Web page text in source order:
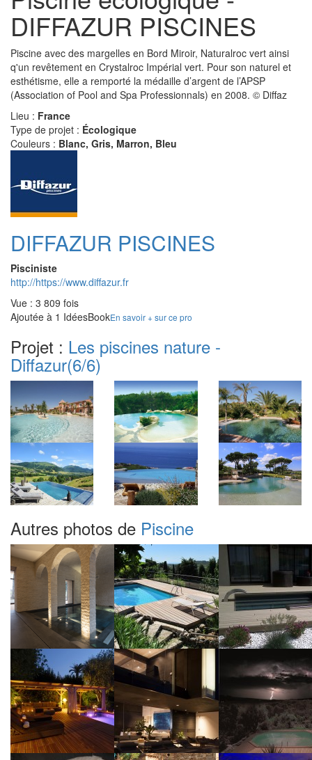
DIFFAZUR PISCINES
Piscine avec des margelles en Bord Miroir, Naturalroc vert ainsi
q'un revêtement en Crystalroc Impérial vert. Pour son naturel et
esthétisme, elle a remporté la médaille d’argent de l’APSP
(Association of Pool and Spa Professionnals) en 2008. © Diffaz
Lieu : France
Type de projet : Écologique
Couleurs : Blanc, Gris, Marron, Bleu
DIFFAZUR PISCINES
Pisciniste
http://https://www.diffazur.fr
Vue : 3 809 fois
Ajoutée à 1 IdéesBookEn savoir + sur ce pro
Projet : Les piscines nature -
Diffazur(6/6)
Autres photos de Piscine